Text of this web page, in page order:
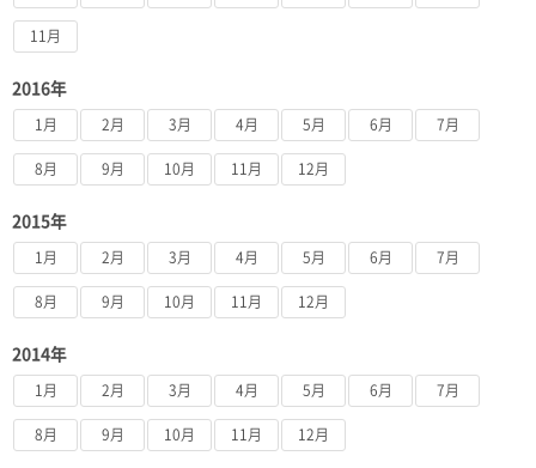
11月
2016年
1月 2月 3月 4月 5月 6月 7月
8月 9月 10月 11月 12月
2015年
1月 2月 3月 4月 5月 6月 7月
8月 9月 10月 11月 12月
2014年
1月 2月 3月 4月 5月 6月 7月
8月 9月 10月 11月 12月